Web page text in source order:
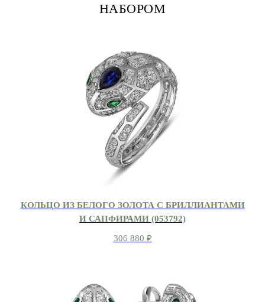
НАБОРОМ
КОЛЬЦО ИЗ БЕЛОГО ЗОЛОТА С БРИЛЛИАНТАМИ
И САПФИРАМИ (053792)
306 880 ₽